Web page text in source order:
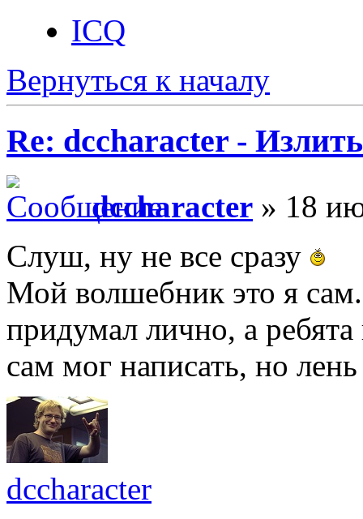
ICQ
Вернуться к началу
Re: dccharacter -
dccharacter » 18
Слуш, ну не все сразу
Мой волшебник это я
придумал лично, а
сам мог написать, но
dccharacter